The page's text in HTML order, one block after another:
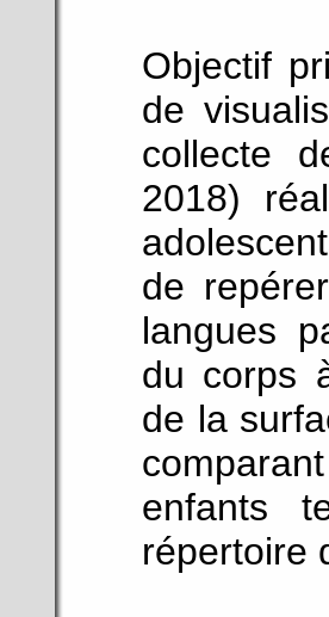
Objectif
de
collecte
2018)
de
langues
du corps
de la
enfants
répertoire